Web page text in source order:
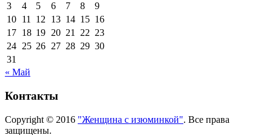
3
4 5 6 7 8
9
10 11 12 13 14 15 16
17 18 19 20 21 22 23
24 25 26 27 28 29 30
31
« Май
Контакты
Copyright © 2016 "Женщина с изюминкой". Все права
защищены.